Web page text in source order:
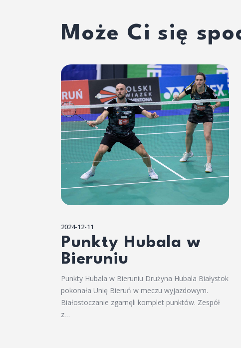
Może Ci się
2024-12-11
Punkty Hubala w
Bieruniu
Punkty Hubala w Bieruniu Drużyna Hubala Białystok
pokonała Unię Bieruń w meczu wyjazdowym.
Białostoczanie zgarnęli komplet punktów. Zespół
z…